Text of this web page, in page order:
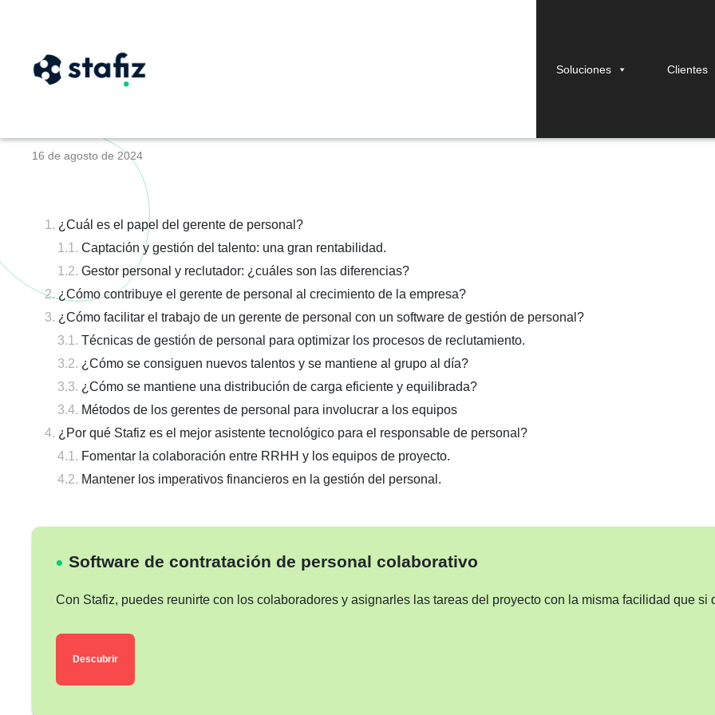
Soluciones Clientes
16 de agosto de 2024
¿Cuál es el papel del gerente de personal?
Captación y gestión del talento: una gran rentabilidad.
Gestor personal y reclutador: ¿cuáles son las diferencias?
¿Cómo contribuye el gerente de personal al crecimiento de la empresa?
¿Cómo facilitar el trabajo de un gerente de personal con un software de gestión de personal?
Técnicas de gestión de personal para optimizar los procesos de reclutamiento.
¿Cómo se consiguen nuevos talentos y se mantiene al grupo al día?
¿Cómo se mantiene una distribución de carga eficiente y equilibrada?
Métodos de los gerentes de personal para involucrar a los equipos
¿Por qué Stafiz es el mejor asistente tecnológico para el responsable de personal?
Fomentar la colaboración entre RRHH y los equipos de proyecto.
Mantener los imperativos financieros en la gestión del personal.
Software de contratación de personal colaborativo
Con Stafiz, puedes reunirte con los colaboradores y asignarles las tareas del proyecto con la misma facilidad que si
Descubrir